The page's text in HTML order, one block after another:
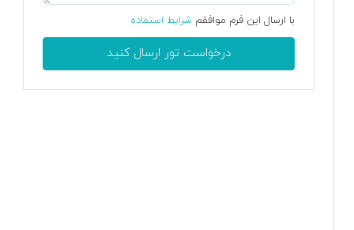
با ارسال این فرم موافقم شرایط استفاده
درخواست تور ارسال کنید